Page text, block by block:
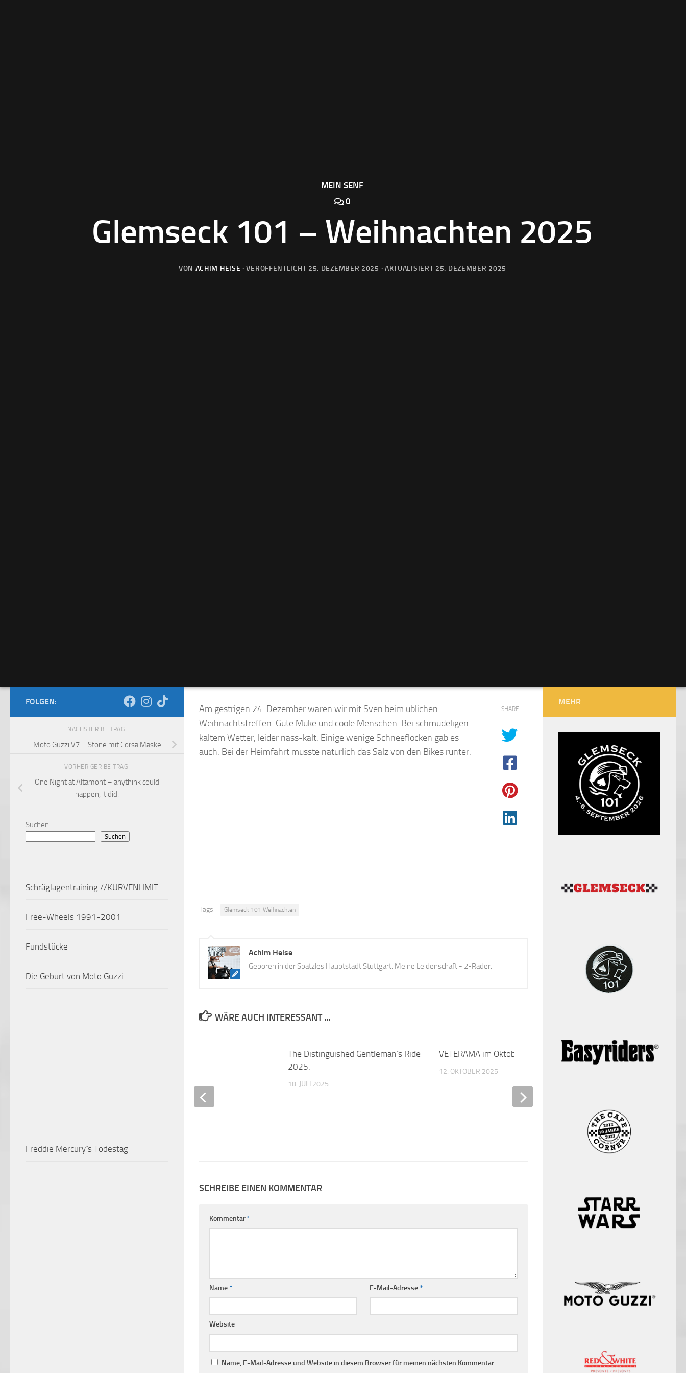
MEIN SENF
0
Glemseck 101 – Weihnachten 2025
VON ACHIM HEISE · VERÖFFENTLICHT 25. DEZEMBER 2025 · AKTUALISIERT 25. DEZEMBER 2025
Am gestrigen 24. Dezember waren wir mit Sven beim üblichen
Weihnachtstreffen. Gute Muke und coole Menschen. Bei schmudeligen
kaltem Wetter, leider nass-kalt. Einige wenige Schneeflocken gab es
auch. Bei der Heimfahrt musste natürlich das Salz von den Bikes runter.
SHARE
Tags: Glemseck 101 Weihnachten
Achim Heise
Geboren in der Spätzles Hauptstadt Stuttgart. Meine Leidenschaft - 2-Räder.
WÄRE AUCH INTERESSANT ...
The Distinguished Gentleman`s Ride
2025.
18. JULI 2025
0
VETERAMA im Oktober
12. OKTOBER 2025
One Night at Altamont –
could happen, it did.
SCHREIBE EINEN KOMMENTAR
Kommentar*
Name* E-Mail-Adresse*
Website
Name, E-Mail-Adresse und Website in diesem Browser für meinen nächsten Kommentar
FOLGEN:
NÄCHSTER BEITRAG
Moto Guzzi V7 – Stone mit Corsa Maske
VORHERIGER BEITRAG
One Night at Altamont – anythink could
happen, it did.
Suchen
Suchen
Schräglagentraining //KURVENLIMIT
Free-Wheels 1991-2001
Fundstücke
Die Geburt von Moto Guzzi
MEHR